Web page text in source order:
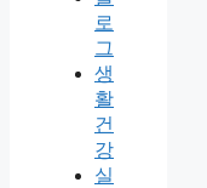
로
그
생
활
건
강
실